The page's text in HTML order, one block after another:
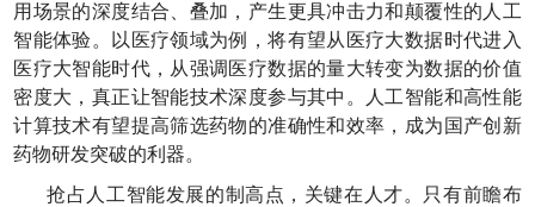
用场景的深度结合、叠加，产生更具冲击力和颠覆性的人工
智能体验。以医疗领域为例，将有望从医疗大数据时代进入
医疗大智能时代，从强调医疗数据的量大转变为数据的价值
密度大，真正让智能技术深度参与其中。人工智能和高性能
计算技术有望提高筛选药物的准确性和效率，成为国产创新
药物研发突破的利器。
抢占人工智能发展的制高点，关键在人才。只有前瞻布